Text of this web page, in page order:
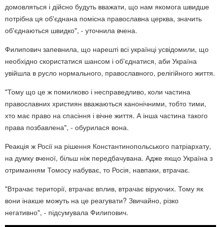
домовляться і дійсно будуть вважати, що нам якомога швидше
потрібна ця об'єднана помісна православна церква, значить
об'єднаються швидко", - уточнила вчена.
Филипович запевнила, що нарешті всі українці усвідомили, що
необхідно скористатися шансом і об'єднатися, аби Україна
увійшла в русло нормального, православного, релігійного життя.
"Тому що це ж помилково і несправедливо, коли частина
православних християн вважаються канонічними, тобто тими,
хто має право на спасіння і вічне життя. А інша частина такого
права позбавлена", - обурилася вона.
Реакція ж Росії на рішення Константинопольського патріархату,
на думку вченої, більш ніж передбачувана. Адже якщо Україна з
отриманням Томосу набуває, то Росія, навпаки, втрачає.
"Втрачає території, втрачає вплив, втрачає віруючих. Тому як
вони інакше можуть на це реагувати? Звичайно, різко
негативно", - підсумувала Филипович.